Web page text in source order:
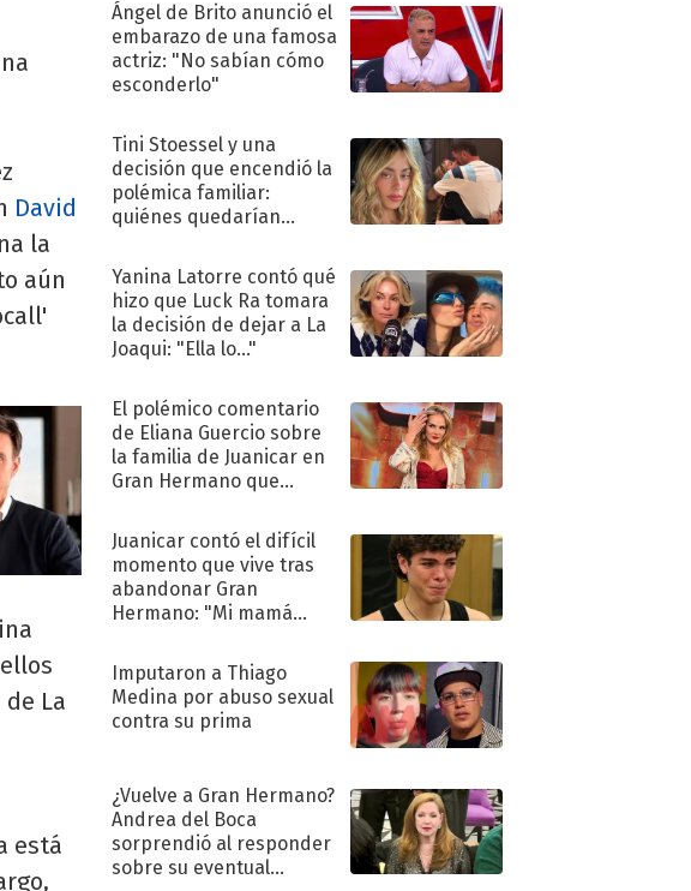
David
la
aún
La
está
Ángel de Brito anunció el
embarazo de una famosa
actriz: "No sabían cómo
esconderlo"
Tini Stoessel y una
decisión que encendió la
polémica familiar:
quiénes quedarían
Yanina Latorre contó qué
hizo que Luck Ra tomara
la decisión de dejar a La
Joaqui: "Ella lo..."
El polémico comentario
de Eliana Guercio sobre
la familia de Juanicar en
Gran Hermano que
Juanicar contó el difícil
momento que vive tras
abandonar Gran
Hermano: "Mi mamá
Imputaron a Thiago
Medina por abuso sexual
contra su prima
¿Vuelve a Gran Hermano?
Andrea del Boca
sorprendió al responder
sobre su eventual